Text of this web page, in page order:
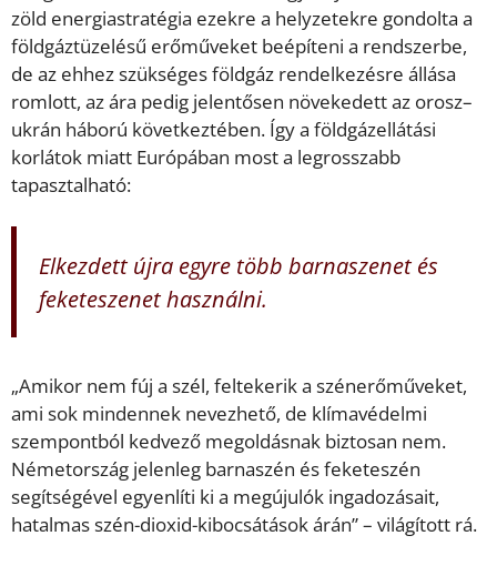
zöld energiastratégia ezekre a helyzetekre gondolta a
földgáztüzelésű erőműveket beépíteni a rendszerbe,
de az ehhez szükséges földgáz rendelkezésre állása
romlott, az ára pedig jelentősen növekedett az orosz–
ukrán háború következtében. Így a földgázellátási
korlátok miatt Európában most a legrosszabb
tapasztalható:
Elkezdett újra egyre több barnaszenet és
feketeszenet használni.
„Amikor nem fúj a szél, feltekerik a szénerőműveket,
ami sok mindennek nevezhető, de klímavédelmi
szempontból kedvező megoldásnak biztosan nem.
Németország jelenleg barnaszén és feketeszén
segítségével egyenlíti ki a megújulók ingadozásait,
hatalmas szén-dioxid-kibocsátások árán” – világított rá.